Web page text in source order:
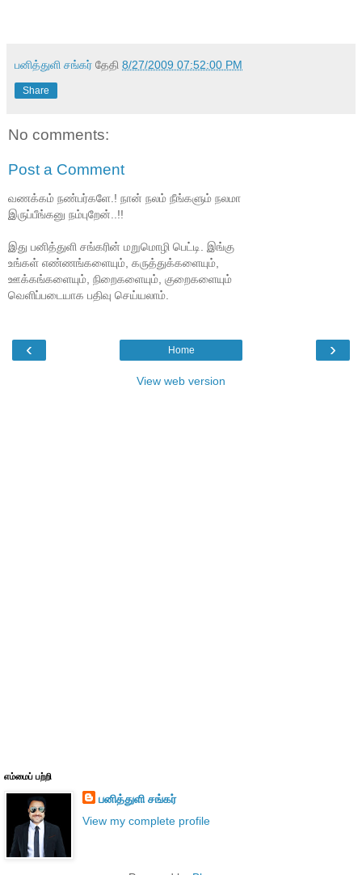
பனித்துளி சங்கர் தேதி 8/27/2009 07:52:00 PM
Share
No comments:
Post a Comment
வணக்கம் நண்பர்களே.! நான் நலம் நீங்களும் நலமா
இருப்பீங்கனு நம்புறேன்..!!
இது பனித்துளி சங்கரின் மறுமொழி பெட்டி. இங்கு
உங்கள் எண்ணங்களையும், கருத்துக்களையும்,
ஊக்கங்களையும், நிறைகளையும், குறைகளையும்
வெளிப்படையாக பதிவு செய்யலாம்.
‹ ›
Home
View web version
எம்மைப் பற்றி
பனித்துளி சங்கர்
View my complete profile